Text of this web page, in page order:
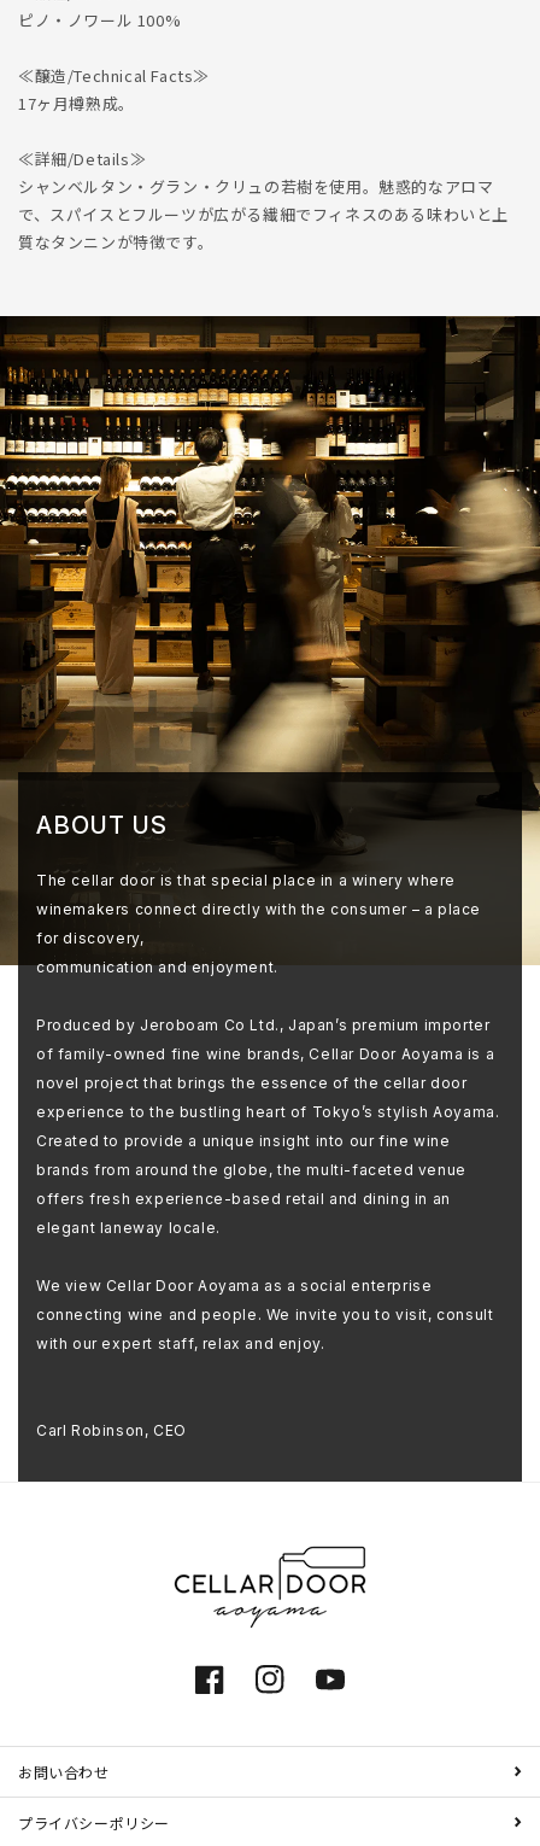
ピノ・ノワール 100%
≪醸造/Technical Facts≫
17ヶ月樽熟成。
≪詳細/Details≫
シャンベルタン・グラン・クリュの若樹を使用。魅惑的なアロマ
で、スパイスとフルーツが広がる繊細でフィネスのある味わいと上
質なタンニンが特徴です。
ABOUT US
The cellar door is that special place in a winery where
winemakers connect directly with the consumer – a place
for discovery,
communication and enjoyment.
Produced by Jeroboam Co Ltd., Japan’s premium importer
of family-owned fine wine brands, Cellar Door Aoyama is a
novel project that brings the essence of the cellar door
experience to the bustling heart of Tokyo’s stylish Aoyama.
Created to provide a unique insight into our fine wine
brands from around the globe, the multi-faceted venue
offers fresh experience-based retail and dining in an
elegant laneway locale.
We view Cellar Door Aoyama as a social enterprise
connecting wine and people. We invite you to visit, consult
with our expert staff, relax and enjoy.
Carl Robinson, CEO
FacebookInstagramYouTube
お問い合わせ
プライバシーポリシー